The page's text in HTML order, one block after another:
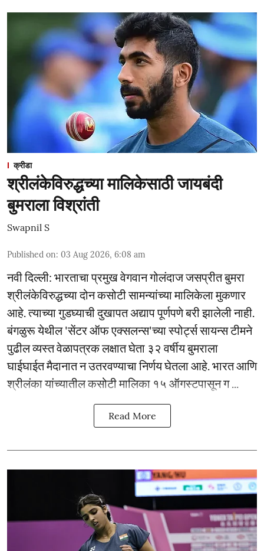
क्रीडा
श्रीलंकेविरुद्धच्या मालिकेसाठी जायबंदी
बुमराला विश्रांती
Swapnil S
Published on: 03 Aug 2026, 6:08 am
नवी दिल्ली: भारताचा प्रमुख वेगवान गोलंदाज जसप्रीत बुमरा
श्रीलंकेविरुद्धच्या दोन कसोटी सामन्यांच्या मालिकेला मुकणार
आहे. त्याच्या गुडघ्याची दुखापत अद्याप पूर्णपणे बरी झालेली नाही.
बंगळुरू येथील 'सेंटर ऑफ एक्सलन्स'च्या स्पोर्ट्स सायन्स टीमने
पुढील व्यस्त वेळापत्रक लक्षात घेता ३२ वर्षीय बुमराला
घाईघाईत मैदानात न उतरवण्याचा निर्णय घेतला आहे. भारत आणि
श्रीलंका यांच्यातील कसोटी मालिका १५ ऑगस्टपासून ग ...
Read More